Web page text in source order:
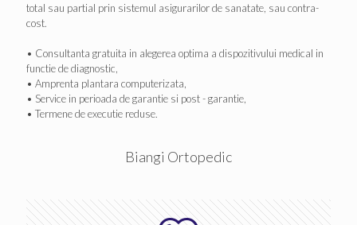
total sau partial prin sistemul asigurarilor de sanatate, sau contra-
cost.
• Consultanta gratuita in alegerea optima a dispozitivului medical in
functie de diagnostic,
• Amprenta plantara computerizata,
• Service in perioada de garantie si post - garantie,
• Termene de executie reduse.
Biangi Ortopedic